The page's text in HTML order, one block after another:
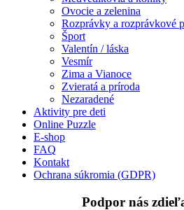
Ľudia a cirkus
Medvedíkovia a koníky
Ovocie a zelenina
Rozprávky a rozprávkové postavy
Valentín / láska
Vesmír
Ovocie a zelenina
Rozprávky a rozprávkové
Šport
Valentín / láska
Vesmír
Zima a Vianoce
Zvieratá a príroda
Nezaradené
Aktivity pre deti
Online Puzzle
E-shop
FAQ
Kontakt
Ochrana súkromia (GDPR)
Podpor nás